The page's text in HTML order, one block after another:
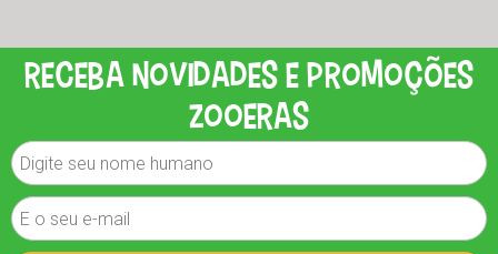
Receba novidades e promoções
zooeras